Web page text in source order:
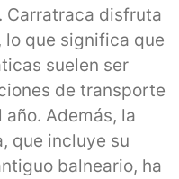
Carratraca disfruta
lo que significa que
suelen ser
de transporte
Además, la
que incluye su
balneario, ha